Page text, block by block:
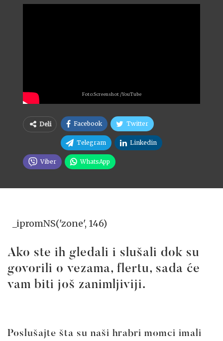
Foto:Screenshot /YouTube
Deli Facebook Twitter
Telegram Linkedin
Viber WhatsApp
_ipromNS('zone', 146)
Ako ste ih gledali i slušali dok su
govorili o vezama, flertu, sada će
vam biti još zanimljiviji.
Poslušajte šta su naši hrabri momci imali